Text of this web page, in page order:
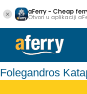
aFerry - Cheap
Otvori u aplikaciji
Folegandros